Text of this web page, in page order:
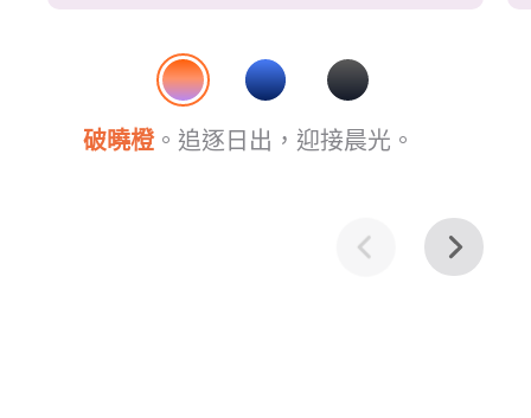
破曉橙。追逐日出，迎接晨⁠光。